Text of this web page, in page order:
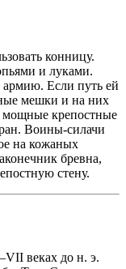
конницу.
и луками.
армию. Если путь ей
мешки и на них
мощные крепостные
Воины-силачи
на кожаных
бревна,
стену.
веках до н. э.